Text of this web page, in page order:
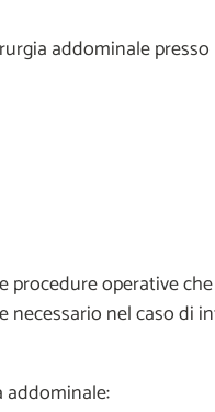
addominale
procedure operative
nel caso di
addominale: